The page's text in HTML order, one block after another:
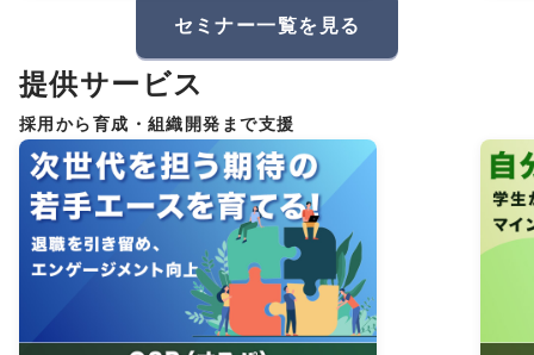
セミナー一覧を見る
提供サービス
採用から育成・組織開発まで支援